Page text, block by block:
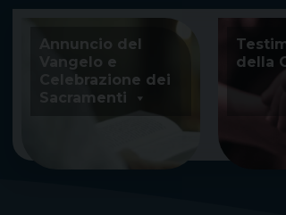
Skip
content
Annuncio del
Vangelo e
Celebrazione dei
Sacramenti
della